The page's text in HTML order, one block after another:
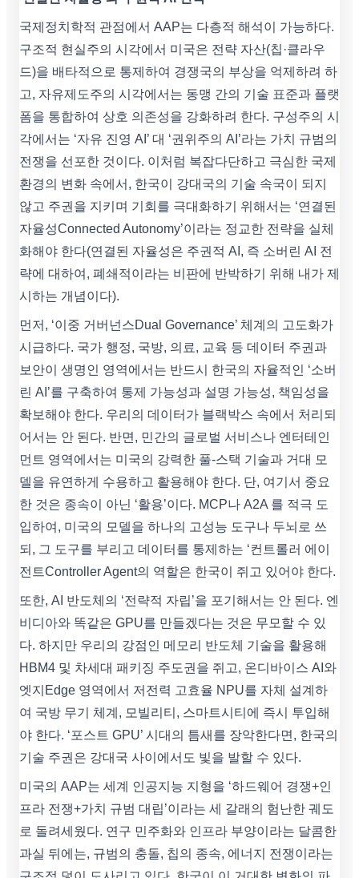
국제정치학적 관점에서 AAP는 다층적 해석이 가능하다.
구조적 현실주의 시각에서 미국은 전략 자산(칩·클라우
드)을 배타적으로 통제하여 경쟁국의 부상을 억제하려 하
고, 자유제도주의 시각에서는 동맹 간의 기술 표준과 플랫
폼을 통합하여 상호 의존성을 강화하려 한다. 구성주의 시
각에서는 ‘자유 진영 AI’ 대 ‘권위주의 AI’라는 가치 규범의
전쟁을 선포한 것이다. 이처럼 복잡다단하고 극심한 국제
환경의 변화 속에서, 한국이 강대국의 기술 속국이 되지
않고 주권을 지키며 기회를 극대화하기 위해서는 ‘연결된
자율성Connected Autonomy’이라는 정교한 전략을 실체
화해야 한다(연결된 자율성은 주권적 AI, 즉 소버린 AI 전
략에 대하여, 폐쇄적이라는 비판에 반박하기 위해 내가 제
시하는 개념이다).
먼저, ‘이중 거버넌스Dual Governance’ 체계의 고도화가
시급하다. 국가 행정, 국방, 의료, 교육 등 데이터 주권과
보안이 생명인 영역에서는 반드시 한국의 자율적인 ‘소버
린 AI’를 구축하여 통제 가능성과 설명 가능성, 책임성을
확보해야 한다. 우리의 데이터가 블랙박스 속에서 처리되
어서는 안 된다. 반면, 민간의 글로벌 서비스나 엔터테인
먼트 영역에서는 미국의 강력한 풀-스택 기술과 거대 모
델을 유연하게 수용하고 활용해야 한다. 단, 여기서 중요
한 것은 종속이 아닌 ‘활용’이다. MCP나 A2A 를 적극 도
입하여, 미국의 모델을 하나의 고성능 도구나 두뇌로 쓰
되, 그 도구를 부리고 데이터를 통제하는 ‘컨트롤러 에이
전트Controller Agent의 역할은 한국이 쥐고 있어야 한다.
또한, AI 반도체의 ‘전략적 자립’을 포기해서는 안 된다. 엔
비디아와 똑같은 GPU를 만들겠다는 것은 무모할 수 있
다. 하지만 우리의 강점인 메모리 반도체 기술을 활용해
HBM4 및 차세대 패키징 주도권을 쥐고, 온디바이스 AI와
엣지Edge 영역에서 저전력 고효율 NPU를 자체 설계하
여 국방 무기 체계, 모빌리티, 스마트시티에 즉시 투입해
야 한다. ‘포스트 GPU’ 시대의 틈새를 장악한다면, 한국의
기술 주권은 강대국 사이에서도 빛을 발할 수 있다.
미국의 AAP는 세계 인공지능 지형을 ‘하드웨어 경쟁+인
프라 전쟁+가치 규범 대립’이라는 세 갈래의 험난한 궤도
로 돌려세웠다. 연구 민주화와 인프라 부양이라는 달콤한
과실 뒤에는, 규범의 충돌, 칩의 종속, 에너지 전쟁이라는